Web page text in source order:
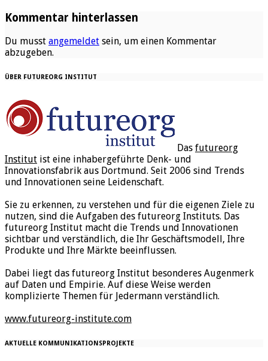
Kommentar hinterlassen
Du musst angemeldet sein, um einen Kommentar
abzugeben.
ÜBER FUTUREORG INSTITUT
Das futureorg
Institut ist eine inhabergeführte Denk- und
Innovationsfabrik aus Dortmund. Seit 2006 sind Trends
und Innovationen seine Leidenschaft.
Sie zu erkennen, zu verstehen und für die eigenen Ziele zu
nutzen, sind die Aufgaben des futureorg Instituts. Das
futureorg Institut macht die Trends und Innovationen
sichtbar und verständlich, die Ihr Geschäftsmodell, Ihre
Produkte und Ihre Märkte beeinflussen.
Dabei liegt das futureorg Institut besonderes Augenmerk
auf Daten und Empirie. Auf diese Weise werden
komplizierte Themen für Jedermann verständlich.
www.futureorg-institute.com
AKTUELLE KOMMUNIKATIONSPROJEKTE